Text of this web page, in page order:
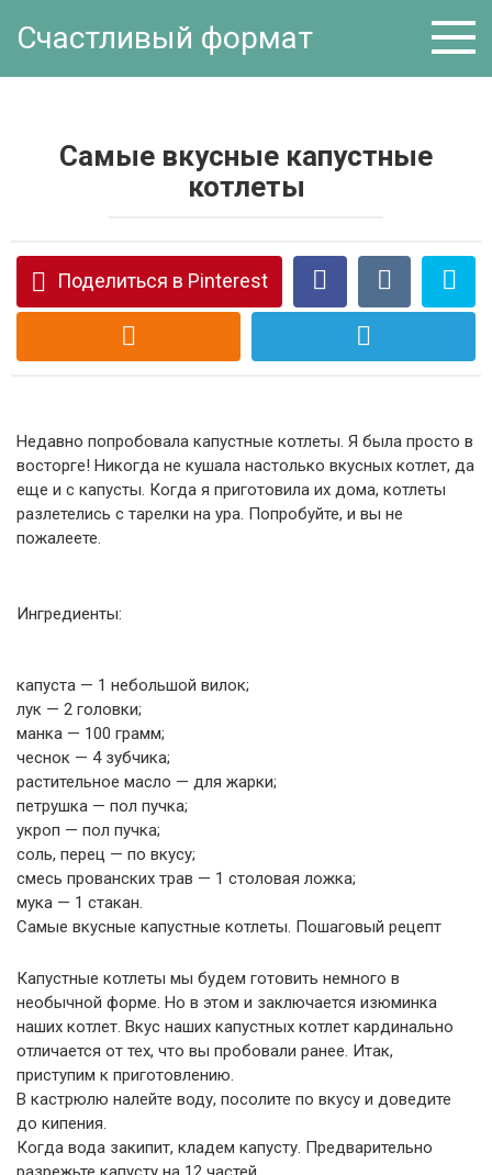
Счастливый формат
Самые вкусные капустные
котлеты
Поделиться в Pinterest
Недавно попробовала капустные котлеты. Я была просто в
восторге! Никогда не кушала настолько вкусных котлет, да
еще и с капусты. Когда я приготовила их дома, котлеты
разлетелись с тарелки на ура. Попробуйте, и вы не
пожалеете.
Ингредиенты:
капуста — 1 небольшой вилок;
лук — 2 головки;
манка — 100 грамм;
чеснок — 4 зубчика;
растительное масло — для жарки;
петрушка — пол пучка;
укроп — пол пучка;
соль, перец — по вкусу;
смесь прованских трав — 1 столовая ложка;
мука — 1 стакан.
Самые вкусные капустные котлеты. Пошаговый рецепт
Капустные котлеты мы будем готовить немного в
необычной форме. Но в этом и заключается изюминка
наших котлет. Вкус наших капустных котлет кардинально
отличается от тех, что вы пробовали ранее. Итак,
приступим к приготовлению.
В кастрюлю налейте воду, посолите по вкусу и доведите
до кипения.
Когда вода закипит, кладем капусту. Предварительно